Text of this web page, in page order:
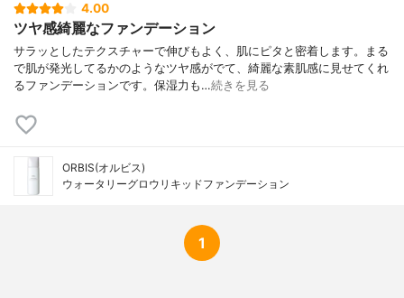
ス、ステアロイルグルタミン酸２Ｎａ、ミ
リスチン酸、ハイドロゲンジメチコン、含
水シリカ、硫酸Ｍｇ、水酸化Ａｌ、フェノ
キシエタノール、メチルパラベン、＋／
－：酸化チタン、酸化鉄
4.00
ツヤ感綺麗なファンデーション
サラッとしたテクスチャーで伸びもよく、肌にピタと密着します。まる
で肌が発光してるかのようなツヤ感がでて、綺麗な素肌感に見せてくれ
るファンデーションです。保湿力も…続きを見る
ORBIS(オルビス)
ウォータリーグロウリキッドファンデーション
1